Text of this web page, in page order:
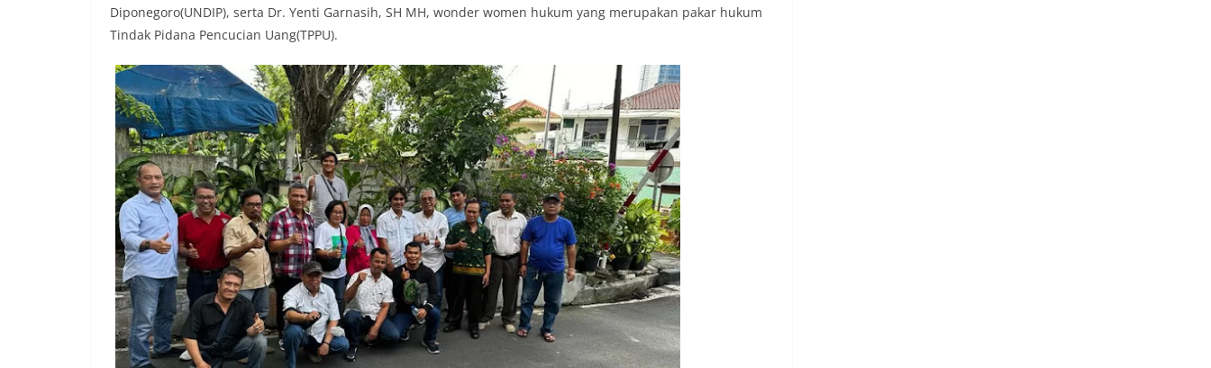
Diponegoro(UNDIP), serta Dr. Yenti Garnasih, SH MH, wonder women hukum yang merupakan pakar hukum
Tindak Pidana Pencucian Uang(TPPU).